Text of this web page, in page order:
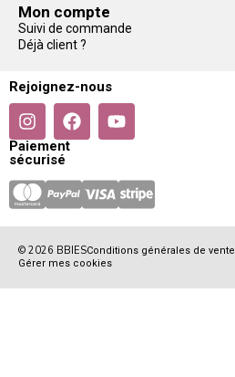
Mon compte
Suivi de commande
Déjà client ?
Rejoignez-nous
Paiement
sécurisé
© 2026 BBIESConditions générales de vente
Gérer mes cookies